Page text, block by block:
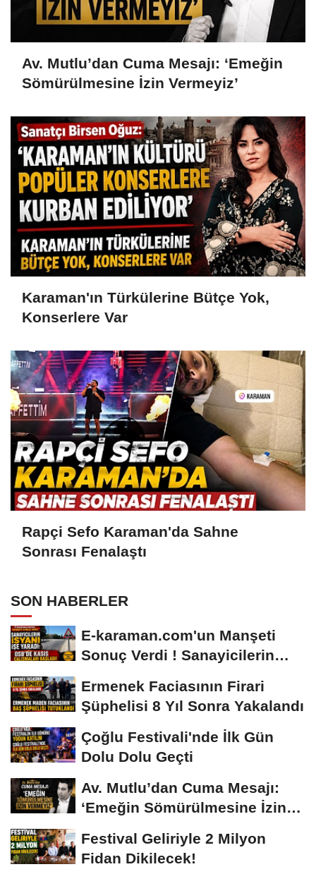
Av. Mutlu’dan Cuma Mesajı: ‘Emeğin
Sömürülmesine İzin Vermeyiz’
Karaman'ın Türkülerine Bütçe Yok,
Konserlere Var
Rapçi Sefo Karaman'da Sahne
Sonrası Fenalaştı
SON HABERLER
E-karaman.com'un Manşeti
Sonuç Verdi ! Sanayicilerin
Ermenek Faciasının Firari
Şüphelisi 8 Yıl Sonra Yakalandı
Çoğlu Festivali'nde İlk Gün
Dolu Dolu Geçti
Av. Mutlu’dan Cuma Mesajı:
‘Emeğin Sömürülmesine İzin
Festival Geliriyle 2 Milyon
Fidan Dikilecek!